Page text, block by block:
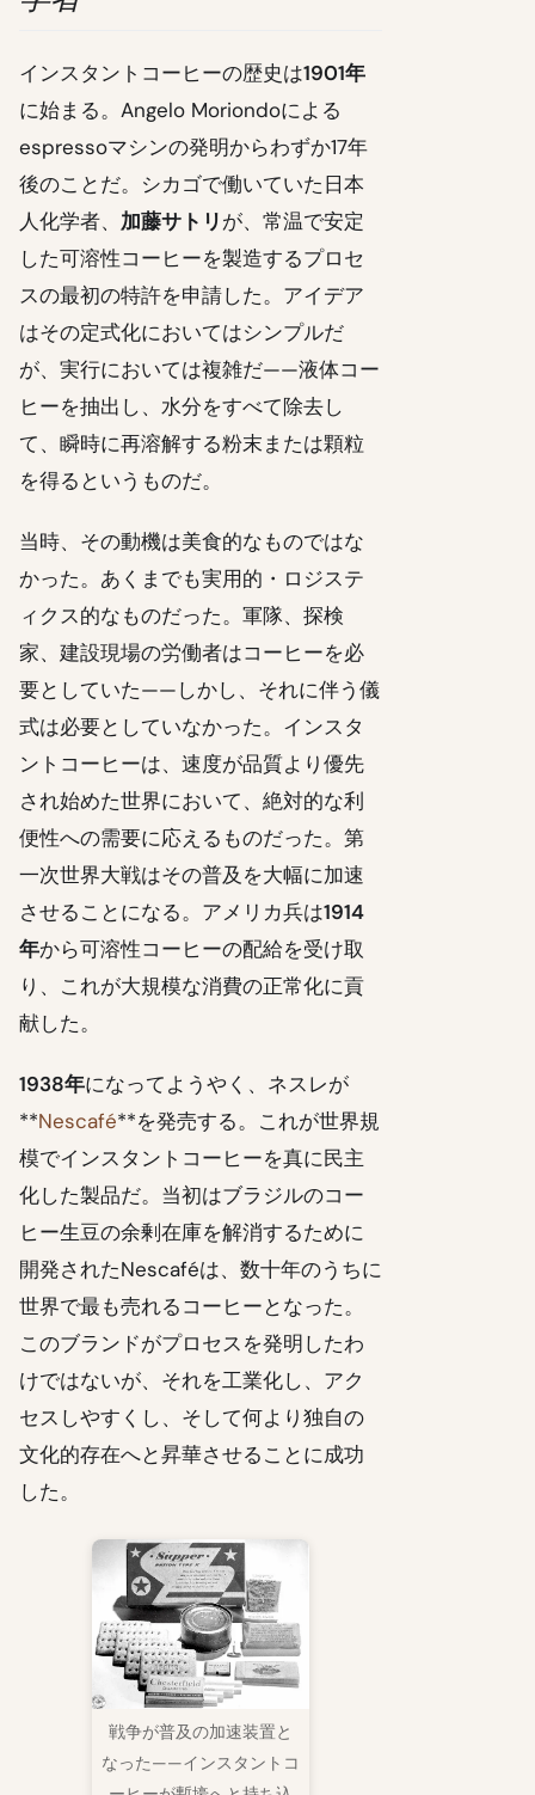
インスタントコーヒーの歴史は1901年
に始まる。Angelo Moriondoによる
espressoマシンの発明からわずか17年
後のことだ。シカゴで働いていた日本
人化学者、 加藤サトリが、常温で安定
した可溶性コーヒーを製造するプロセ
スの最初の特許を申請した。アイデア
はその定式化においてはシンプルだ
が、実行においては複雑だ——液体コー
ヒーを抽出し、水分をすべて除去し
て、瞬時に再溶解する粉末または顆粒
を得るというものだ。
当時、その動機は美食的なものではな
かった。あくまでも実用的・ロジステ
ィクス的なものだった。軍隊、探検
家、建設現場の労働者はコーヒーを必
要としていた——しかし、それに伴う儀
式は必要としていなかった。インスタ
ントコーヒーは、速度が品質より優先
され始めた世界において、絶対的な利
便性への需要に応えるものだった。第
一次世界大戦はその普及を大幅に加速
させることになる。アメリカ兵は1914
年から可溶性コーヒーの配給を受け取
り、これが大規模な消費の正常化に貢
献した。
1938年になってようやく、ネスレが
**Nescafé**を発売する。これが世界規
模でインスタントコーヒーを真に民主
化した製品だ。当初はブラジルのコー
ヒー生豆の余剰在庫を解消するために
開発されたNescaféは、数十年のうちに
世界で最も売れるコーヒーとなった。
このブランドがプロセスを発明したわ
けではないが、それを工業化し、アク
セスしやすくし、そして何より独自の
文化的存在へと昇華させることに成功
した。
戦争が普及の加速装置と
なった——インスタントコ